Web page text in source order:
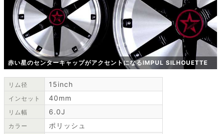
赤い星のセンターキャップがアクセントになるIMPUL SILHOUETTE
リム径 15inch
インセット 40mm
リム幅 6.0J
カラー ポリッシュ